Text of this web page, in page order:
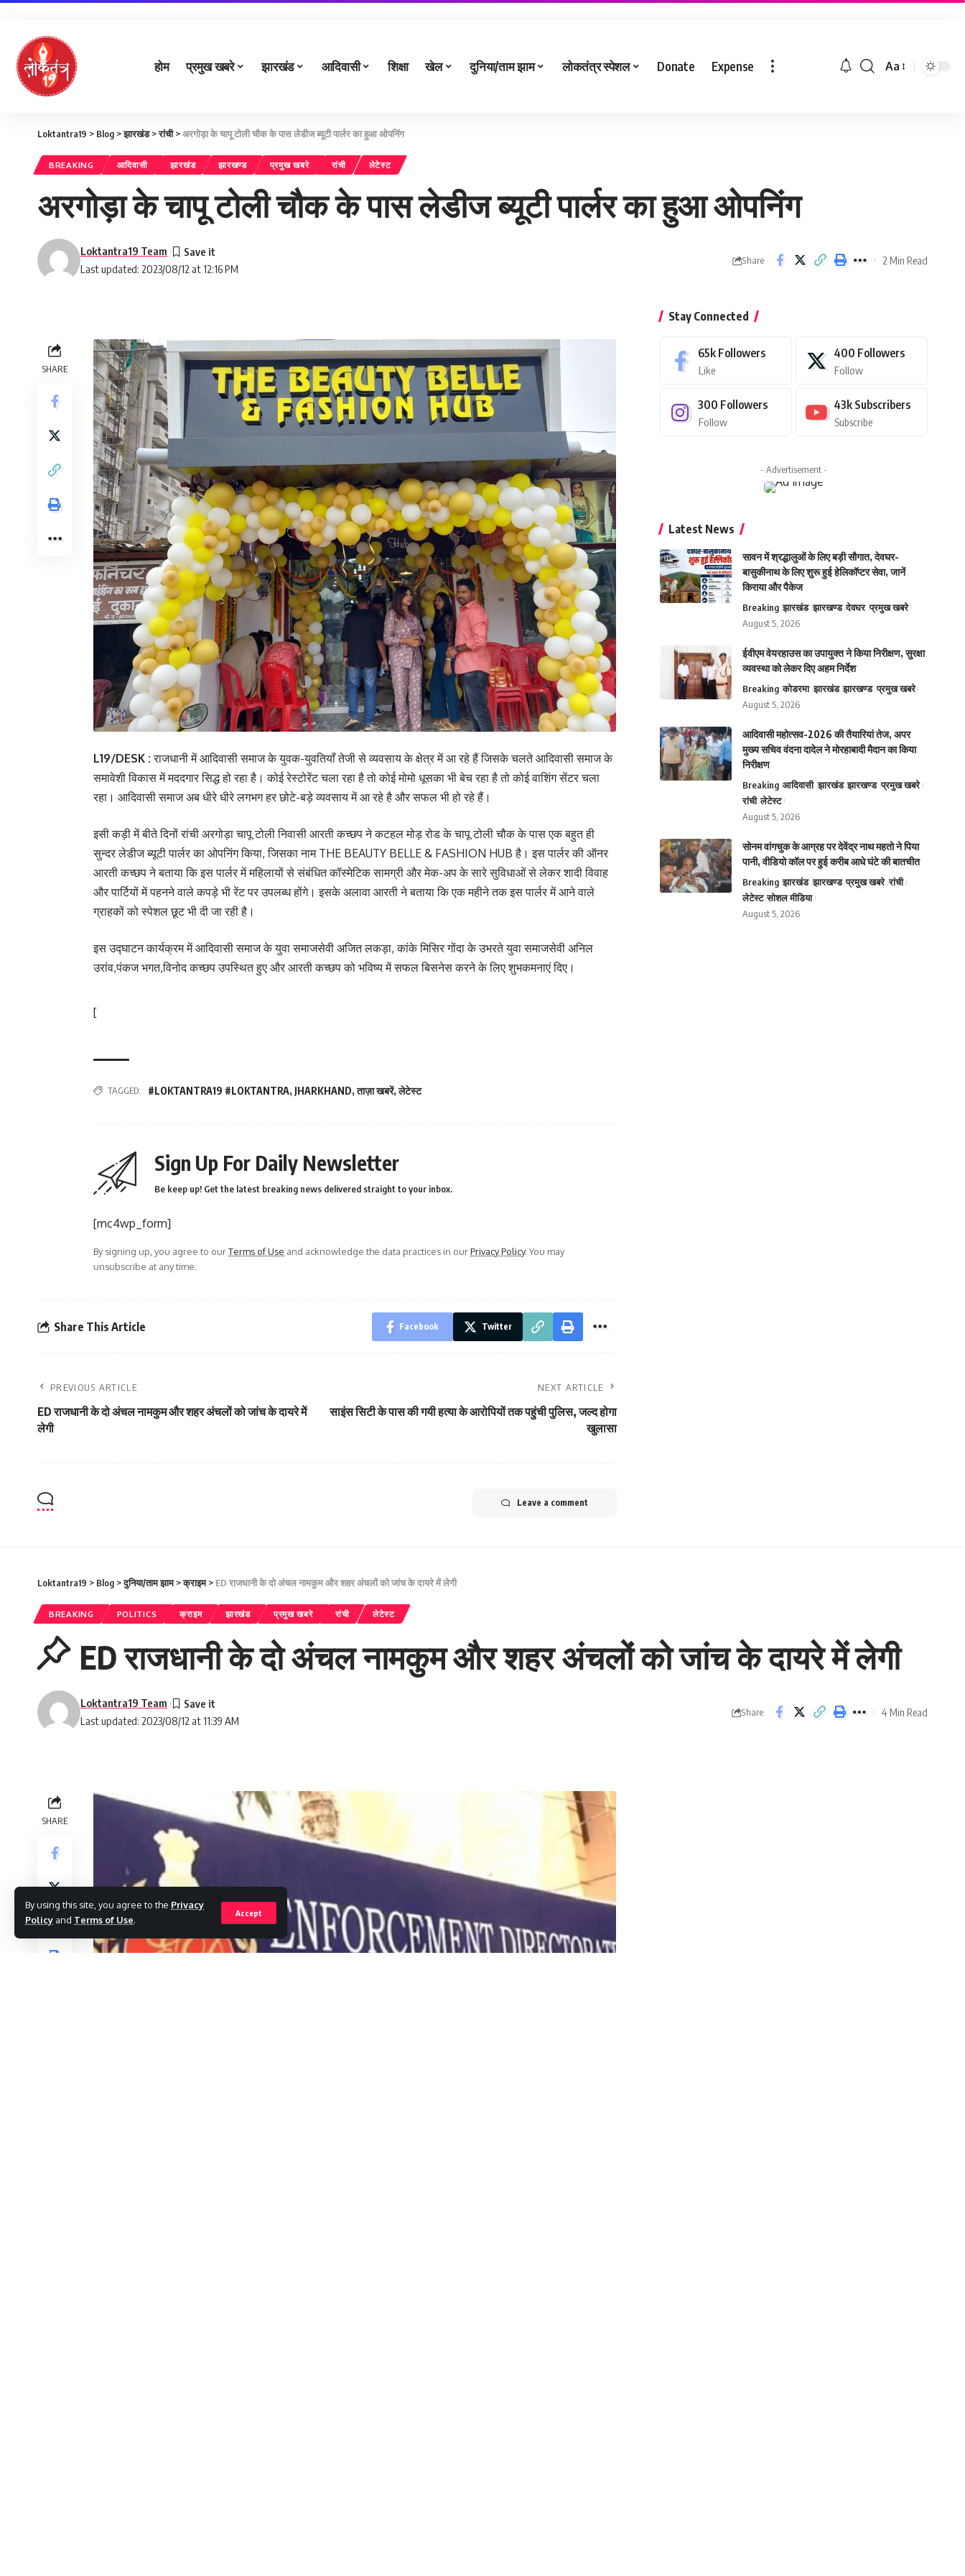
By using this site, you agree to the Privacy
Policy and Terms of Use.
Accept
होम प्रमुख खबरे झारखंड आदिवासी शिक्षा खेल दुनिया/ताम झाम लोकतंत्र स्पेशल Donate Expense Aa
Loktantra19 > Blog >झारखंड>रांची>अरगोड़ा के चापू टोली चौक के पास लेडीज ब्यूटी पार्लर का हुआ ओपनिंग
BREAKING आदिवासी झारखंड झारखण्ड प्रमुख खबरे रांची लेटेस्ट
अरगोड़ा के चापू टोली चौक के पास लेडीज ब्यूटी पार्लर का हुआ ओपनिंग
Last updated: 2023/08/12 at 12:16 PM
Loktantra19 Team
Share 2 Min Read
SHARE
L19/DESK : राजधानी में आदिवासी समाज के युवक-युवतियाँ तेजी से व्यवसाय के क्षेत्र में आ रहे हैं जिसके चलते आदिवासी समाज के
समावेशी विकास में मददगार सिद्ध हो रहा है। कोई रेस्टोरेंट चला रहा है तो कोई मोमो धूसका भी बेच रहा है तो कोई वाशिंग सेंटर चला
रहा। आदिवासी समाज अब धीरे धीरे लगभग हर छोटे-बड़े व्यवसाय में आ रहे है और सफल भी हो रहे हैं।
इसी कड़ी में बीते दिनों रांची अरगोड़ा चापू टोली निवासी आरती कच्छप ने कटहल मोड़ रोड के चापू टोली चौक के पास एक बहुत ही
सुन्दर लेडीज ब्यूटी पार्लर का ओपनिंग किया, जिसका नाम THE BEAUTY BELLE & FASHION HUB है। इस पार्लर की ऑनर
आरती कच्छप ने बताया कि इस पार्लर में महिलायों से संबंधित कॉस्मेटिक सामग्री और मेक-अप के सारे सुविधाओं से लेकर शादी विवाह
और पार्टियों में पहनने वाले कपड़े भी रेंट पर उपलब्ध होंगे। इसके अलावा आरती ने बताया कि एक महीने तक इस पार्लर में आने वाले
ग्राहकों को स्पेशल छूट भी दी जा रही है।
इस उद्घाटन कार्यक्रम में आदिवासी समाज के युवा समाजसेवी अजित लकड़ा, कांके मिसिर गोंदा के उभरते युवा समाजसेवी अनिल
उरांव,पंकज भगत,विनोद कच्छप उपस्थित हुए और आरती कच्छप को भविष्य में सफल बिसनेस करने के लिए शुभकमनाएं दिए।
[
TAGGED: #LOKTANTRA19 #LOKTANTRA, JHARKHAND,ताज़ा खबरें,लेटेस्ट
Sign Up For Daily Newsletter
Be keep up! Get the latest breaking news delivered straight to your inbox.
[mc4wp_form]
By signing up, you agree to ourTerms of Use and acknowledge the data practices in ourPrivacy Policy. You may
unsubscribe at any time.
Share This Article Facebook Twitter
PREVIOUS ARTICLE
ED राजधानी के दो अंचल नामकुम और शहर अंचलों को जांच के दायरे में
लेगी
NEXT ARTICLE
साइंस सिटी के पास की गयी हत्या के आरोपियों तक पहुंची पुलिस, जल्द होगा
खुलासा
Leave a comment
Stay Connected
65k Followers
Like
400 Followers
Follow
300 Followers
Follow
43k Subscribers
Subscribe
- Advertisement -
Latest News
सावन में श्रद्धालुओं के लिए बड़ी सौगात, देवघर-
बासुकीनाथ के लिए शुरू हुई हेलिकॉप्टर सेवा, जानें
किराया और पैकेज
Breaking झारखंड झारखण्ड देवघर प्रमुख खबरे
August 5, 2026
ईवीएम वेयरहाउस का उपायुक्त ने किया निरीक्षण, सुरक्षा
व्यवस्था को लेकर दिए अहम निर्देश
Breaking कोडरमा झारखंड झारखण्ड प्रमुख खबरे
August 5, 2026
आदिवासी महोत्सव-2026 की तैयारियां तेज, अपर
मुख्य सचिव वंदना दादेल ने मोरहाबादी मैदान का किया
निरीक्षण
Breaking आदिवासी झारखंड झारखण्ड प्रमुख खबरे
रांची लेटेस्ट
August 5, 2026
सोनम वांगचुक के आग्रह पर देवेंद्र नाथ महतो ने पिया
पानी, वीडियो कॉल पर हुई करीब आधे घंटे की बातचीत
Breaking झारखंड झारखण्ड प्रमुख खबरे रांची
लेटेस्ट सोशल मीडिया
August 5, 2026
Loktantra19 > Blog >दुनिया/ताम झाम>क्राइम> ED राजधानी के दो अंचल नामकुम और शहर अंचलों को जांच के दायरे में लेगी
BREAKING POLITICS क्राइम झारखंड प्रमुख खबरे रांची लेटेस्ट
ED राजधानी के दो अंचल नामकुम और शहर अंचलों को जांच के दायरे में लेगी
Last updated: 2023/08/12 at 11:39 AM
Loktantra19 Team
Share 4 Min Read
SHARE